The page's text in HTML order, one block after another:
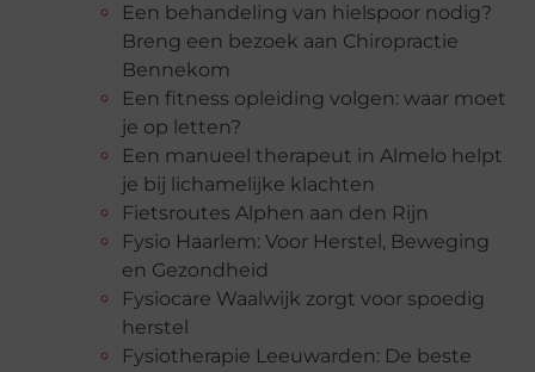
Een behandeling van hielspoor nodig?
Breng een bezoek aan Chiropractie
Bennekom
Een fitness opleiding volgen: waar moet
je op letten?
Een manueel therapeut in Almelo helpt
je bij lichamelijke klachten
Fietsroutes Alphen aan den Rijn
Fysio Haarlem: Voor Herstel, Beweging
en Gezondheid
Fysiocare Waalwijk zorgt voor spoedig
herstel
Fysiotherapie Leeuwarden: De beste